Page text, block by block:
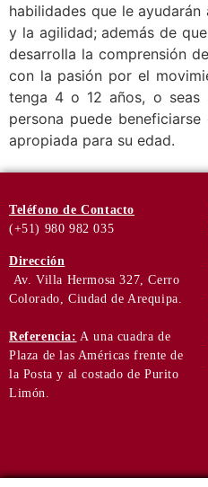
habilidades que le
y la agilidad; además de
desarrolla la comprensión
con la pasión por el
tenga 4 o 12 años, o seas
persona puede
apropiada para su edad.
Teléfono de Contacto
(+51) 980 982 035
Dirección
Av. Villa Hermosa 327, Cerro
Colorado, Ciudad de Arequipa.
Referencia: A una cuadra de
Plaza de las Américas frente de
la Posta y al costado de Purito
Limón.